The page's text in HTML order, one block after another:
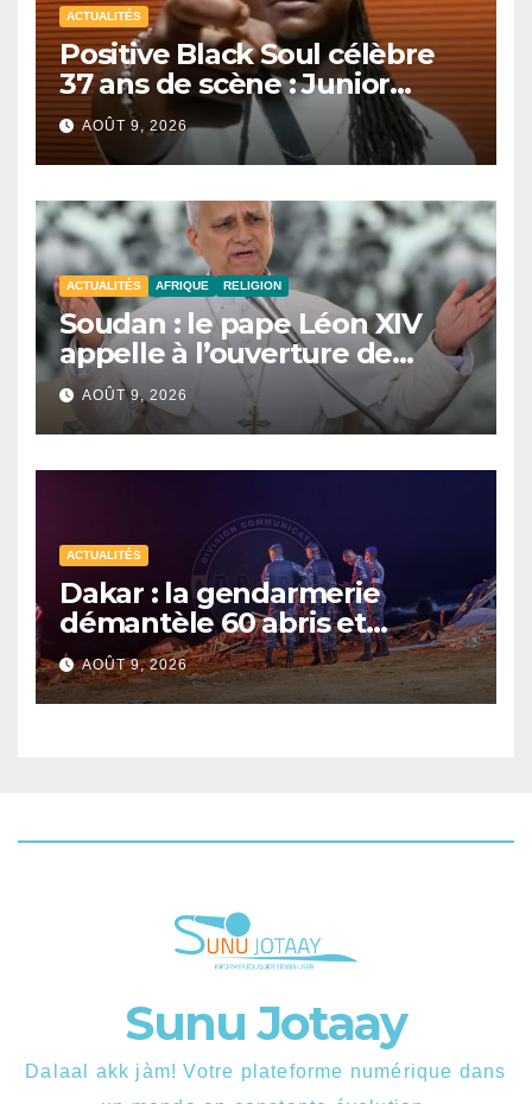
ACTUALITÉS
Positive Black Soul célèbre
37 ans de scène : Junior
Awadi face à un héritage
générationnel
AOÛT 9, 2026
ACTUALITÉS AFRIQUE RELIGION
Soudan : le pape Léon XIV
appelle à l’ouverture de
couloirs humanitaires
AOÛT 9, 2026
ACTUALITÉS
Dakar : la gendarmerie
démantèle 60 abris et
interpelle 27 personnes
AOÛT 9, 2026
Sunu Jotaay
Dalaal akk jàm! Votre plateforme numérique dans